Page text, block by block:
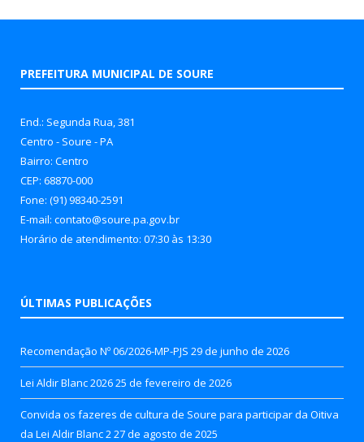
PREFEITURA MUNICIPAL DE SOURE
End.: Segunda Rua, 381
Centro - Soure - PA
Bairro: Centro
CEP: 68870-000
Fone: (91) 98340-2591
E-mail: contato@soure.pa.gov.br
Horário de atendimento: 07:30 às 13:30
ÚLTIMAS PUBLICAÇÕES
Recomendação Nº 06/2026-MP-PJS 29 de junho de 2026
Lei Aldir Blanc 202625 de fevereiro de 2026
Convida os fazeres de cultura de Soure para participar da Oitiva
da Lei Aldir Blanc 2 27 de agosto de 2025